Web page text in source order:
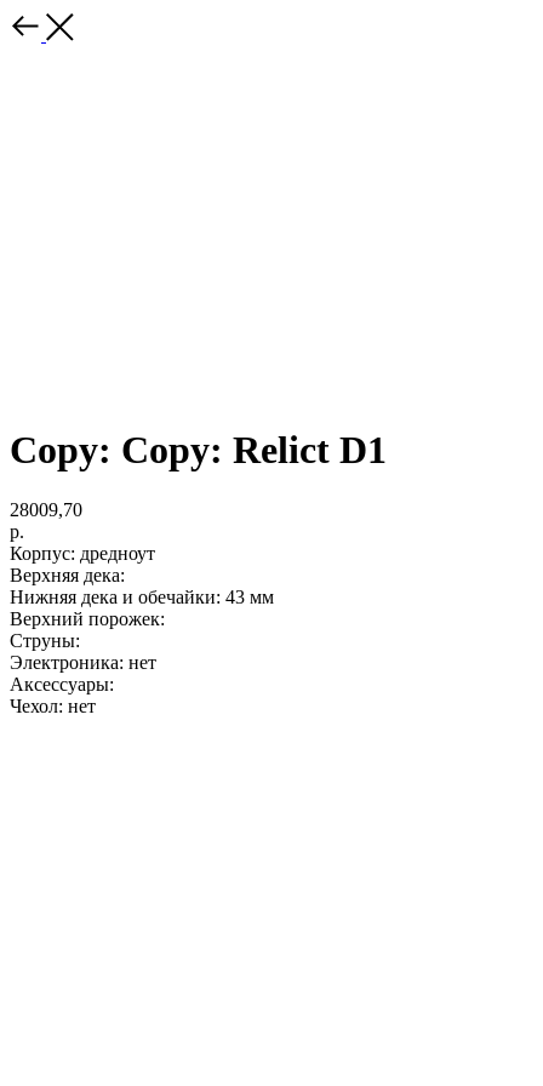
Copy: Copy: Relict D1
28009,70
р.
Корпус: дредноут
Верхняя дека:
Нижняя дека и обечайки: 43 мм
Верхний порожек:
Струны:
Электроника: нет
Аксессуары:
Чехол: нет